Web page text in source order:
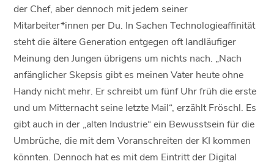
der Chef, aber dennoch mit jedem seiner
Mitarbeiter*innen per Du. In Sachen Technologieaffinität
steht die ältere Generation entgegen oft landläufiger
Meinung den Jungen übrigens um nichts nach. „Nach
anfänglicher Skepsis gibt es meinen Vater heute ohne
Handy nicht mehr. Er schreibt um fünf Uhr früh die erste
und um Mitternacht seine letzte Mail“, erzählt Fröschl. Es
gibt auch in der „alten Industrie“ ein Bewusstsein für die
Umbrüche, die mit dem Voranschreiten der KI kommen
könnten. Dennoch hat es mit dem Eintritt der Digital